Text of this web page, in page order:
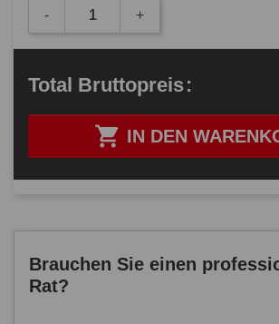
- +
 IN DEN
Total Bruttopreis:
Brauchen Sie einen
Rat?